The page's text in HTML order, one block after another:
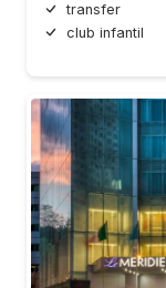
transfer
club infantil